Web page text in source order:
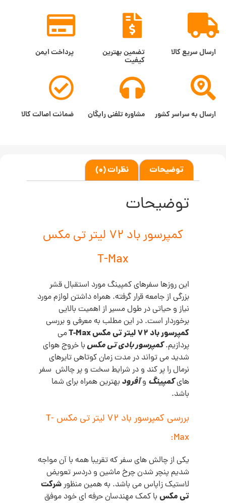
ارسال سریع کالا تضمین بهترین
کیفیت
پرداخت ایمن
ارسال به سراسر کشور مشاوره تلفنی رایگان ضمانت اصالت کالا
توضیحات نظرات (0)
توضیحات
کمپرسور باد 72 لیتر تی مکس
T-Max
این روزها سفرهای کمپینگ مورد استقبال قشر
بزرگی از جامعه قرار گرفته. همراه داشتن لوازم مورد
نیاز و حیاتی در طول مسیر از اهمیت بالایی
برخوردار است. در این مطلب به معرفی و بررسی
کمپرسور باد 72 لیتر تی مکس T-Max
می
پردازیم.کمپرسور بادی تی مکسبا خروج هوای
شدید می تواند در مدت زمان کوتاهی تایرهای
نرمال را پر کند و در شرایط سخت و پر چالش سفر
هایکمپینگ وآفرود بهترین همراه برای شما
باشد.
بررسی کمپرسور باد 72 لیتر تی مکس T-
Max:
یکی از چالش های سفر که تقریبا همه با آن مواجه
شدیم پنچر شدن چرخ ماشین و دردسر تعویض
لاستیک زاپاس می باشد. به همین منظورشرکت
تی مکسبا کمک مهندسان حرفه ای خود موفق